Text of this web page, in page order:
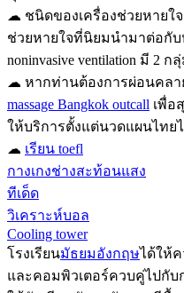
☁ ชนิดของเครื่องช่วยหายใ
ช่วยหายใจที่นิยมนำมาต่อกั
noninvasive ventilation มี 2 ก
☁ หากท่านต้องการผ่อนคล
massage Bangkok outcall เพื่อ
ให้บริการตั้งแต่นวดแผนไทย
☁ เรียน toefl
กางเกงช่างสะท้อนแสง
ทีเด็ด
วิเคราะห์บอล
Cooling tower
โรงเรียนมัธยมอังกฤษได้ให้
และคอมพิวเตอร์ควบคู่ไปกั